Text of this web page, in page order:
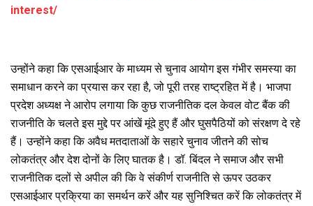
interest/
उन्होंने कहा कि एसआईआर के माध्यम से चुनाव आयोग इस गंभीर समस्या का
समाधान करने का प्रयास कर रहा है, जो पूरी तरह राष्ट्रहित में है। भाजपा
प्रदेश अध्यक्ष ने आरोप लगाया कि कुछ राजनीतिक दल केवल वोट बैंक की
राजनीति के चलते इस मुद्दे पर आंखें मूंदे हुए हैं और घुसपैठियों को संरक्षण दे रहे
हैं। उन्होंने कहा कि अवैध मतदाताओं के सहारे चुनाव जीतने की सोच
लोकतंत्र और देश दोनों के लिए घातक है। डॉ. बिंदल ने समाज और सभी
राजनीतिक दलों से अपील की कि वे संकीर्ण राजनीति से ऊपर उठकर
एसआईआर प्रक्रिया का समर्थन करें और यह सुनिश्चित करें कि लोकतंत्र में